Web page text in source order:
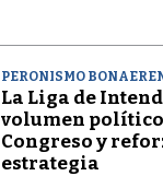
PERONISMO
La Liga de
volumen
Congreso y
estrategia